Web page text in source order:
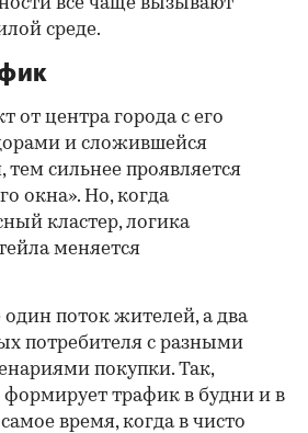
все чаще вызывают
среде.
от центра города с его
и сложившейся
тем сильнее проявляется
окна». Но, когда
кластер, логика
меняется
один поток жителей, а два
потребителя с разными
покупки. Так,
трафик в будни и в
время, когда в чисто